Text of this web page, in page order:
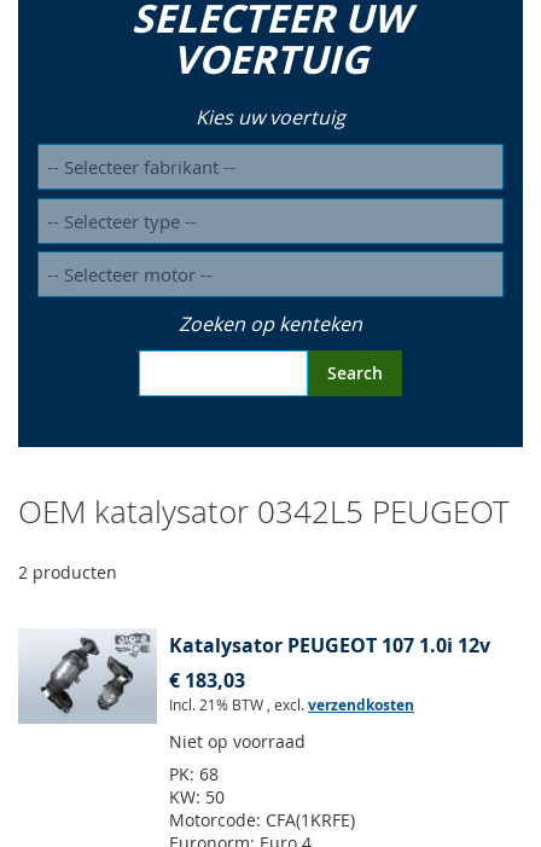
SELECTEER UW
VOERTUIG
Kies uw voertuig
Zoeken op kenteken
Search
OEM katalysator 0342L5 PEUGEOT
2 producten
Katalysator PEUGEOT 107 1.0i 12v
€ 183,03
Incl. 21% BTW , excl.verzendkosten
Niet op voorraad
PK: 68
KW: 50
Motorcode: CFA(1KRFE)